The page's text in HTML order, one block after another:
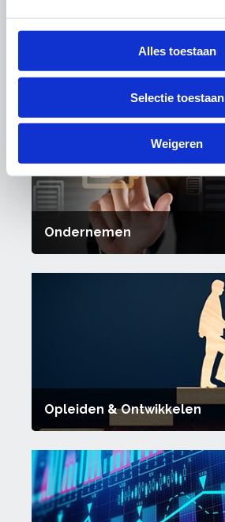
Alles toestaan
Selectie toestaan
Weigeren
Duurzaam onderhoud
Ondernemen
Opleiden & Ontwikkelen